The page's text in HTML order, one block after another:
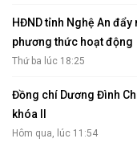
HĐND tỉnh Nghệ An
phương thức hoạt động
Thứ ba lúc 18:25
Đồng chí Dương Đình
khóa II
Hôm qua, lúc 11:54